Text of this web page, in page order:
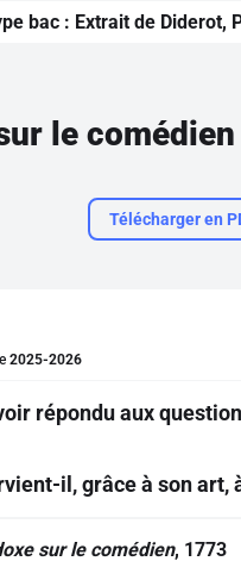
bac : Extrait de Diderot,
le comédien
Télécharger en
2025-2026
répondu aux
il, grâce à son art,
sur le comédien, 1773